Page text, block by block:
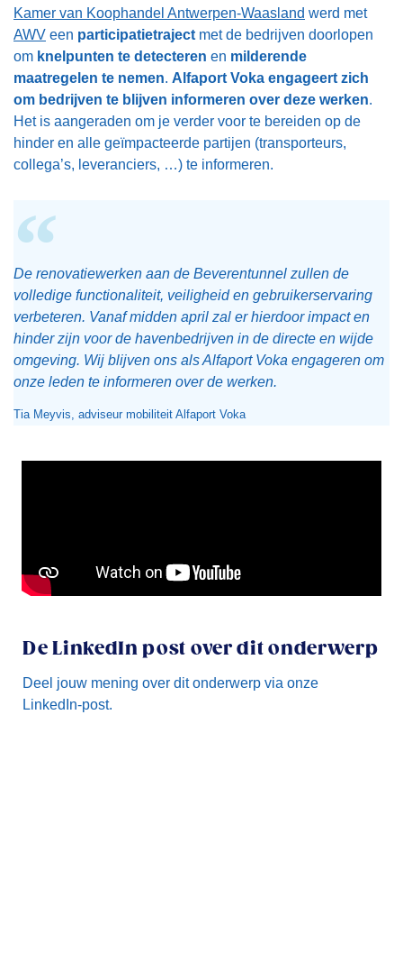
Kamer van Koophandel Antwerpen-Waasland werd met
AWV een participatietraject met de bedrijven doorlopen
om knelpunten te detecteren en milderende
maatregelen te nemen. Alfaport Voka engageert zich
om bedrijven te blijven informeren over deze werken.
Het is aangeraden om je verder voor te bereiden op de
hinder en alle geïmpacteerde partijen (transporteurs,
collega’s, leveranciers, …) te informeren.
De renovatiewerken aan de Beverentunnel zullen de
volledige functionaliteit, veiligheid en gebruikerservaring
verbeteren. Vanaf midden april zal er hierdoor impact en
hinder zijn voor de havenbedrijven in de directe en wijde
omgeving. Wij blijven ons als Alfaport Voka engageren om
onze leden te informeren over de werken.
Tia Meyvis, adviseur mobiliteit Alfaport Voka
De LinkedIn post over dit onderwerp
Deel jouw mening over dit onderwerp via onze
LinkedIn-post.